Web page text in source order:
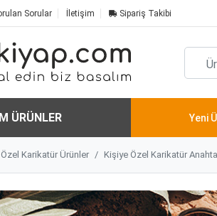
Sorular İletişim Sipariş Takibi
ÜRÜNLER Yeni
Karikatür Ürünler Kişiye Özel Karikatür